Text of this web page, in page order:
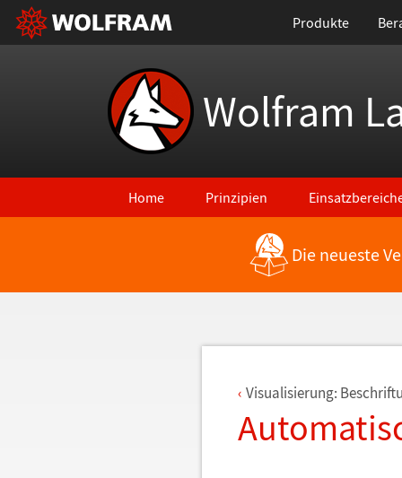
Produkte
Wolfram
Home Prinzipien
Zurück zu den neuesten FeaturesDie neueste
Visualisierung: